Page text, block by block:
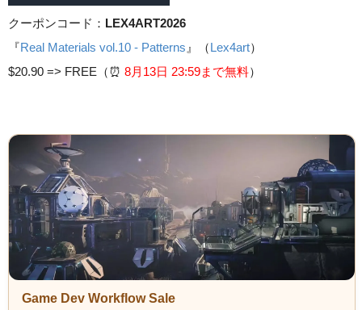
クーポンコード： LEX4ART2026
『Real Materials vol.10 - Patterns 』（Lex4art）
$20.90 => FREE（⏰️ 8月13日 23:59まで無料）
Game Dev Workflow Sale